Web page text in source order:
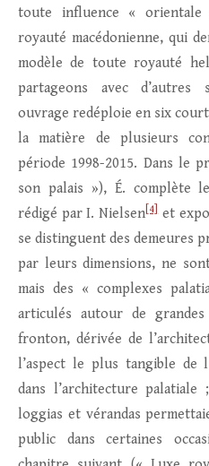
toute influence « orientale
royauté macédonienne, qui
modèle de toute royauté
partageons avec d’autres
ouvrage redéploie en six
la matière de plusieurs
période 1998-2015. Dans le
son palais »), É. complète
rédigé par I. Nielsen [4] et
se distinguent des demeures
par leurs dimensions, ne
mais des « complexes
articulés autour de
fronton, dérivée de
l’aspect le plus tangible de
dans l’architecture
loggias et vérandas
public dans certaines